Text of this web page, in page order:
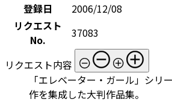
登録日
2006/12/08
リクエスト
No.
37083
リクエスト内容
「エレベーター・ガール」シリ
作を集成した大判作品集。